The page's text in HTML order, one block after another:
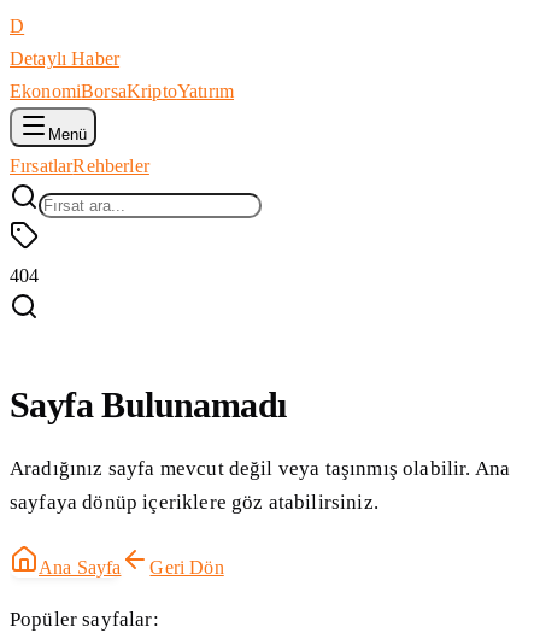
D
Detaylı Haber
EkonomiBorsaKriptoYatırım
Menü
FırsatlarRehberler
404
Sayfa Bulunamadı
Aradığınız sayfa mevcut değil veya taşınmış olabilir. Ana
sayfaya dönüp içeriklere göz atabilirsiniz.
Ana Sayfa Geri Dön
Popüler sayfalar: